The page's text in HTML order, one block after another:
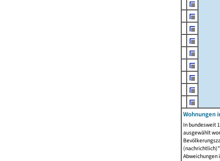
Wohnungen
In bundesweit
ausgewählt
Abweichungen